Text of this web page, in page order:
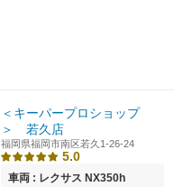
＜キーパープロショップ
＞ 若久店
福岡県福岡市南区若久1-26-24
5.0
車両 : レクサス NX350h